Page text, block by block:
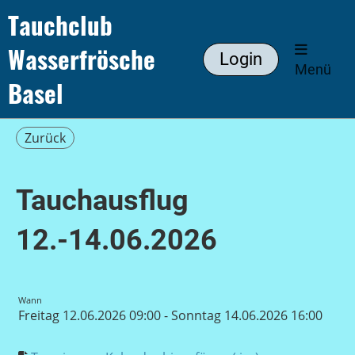
Tauchclub
Wasserfrösche
Basel
Login
Menü
Zurück
Tauchausflug
12.-14.06.2026
Wann
Freitag 12.06.2026 09:00 - Sonntag 14.06.2026 16:00